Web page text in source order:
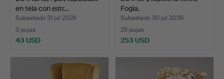
en tela con estr…
Subastado 31 jul 2026
3 pujas
43 USD
Fogia.
Subastado 30 jul 2026
25 pujas
253 USD